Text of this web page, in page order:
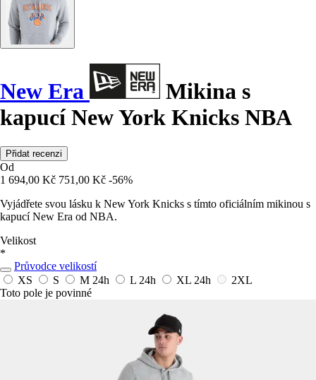
New Era
Mikina s
kapucí New York Knicks NBA
Přidat recenzi
Od
1 694,00 Kč 751,00 Kč -56%
Vyjádřete svou lásku k New York Knicks s tímto oficiálním mikinou s
kapucí New Era od NBA.
Velikost
*
Průvodce velikostí
XS
S M 24h L 24h XL 24h
2XL
Toto pole je povinné